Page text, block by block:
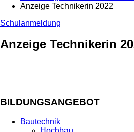
Anzeige Technikerin 2022
Schulanmeldung
Anzeige Technikerin
BILDUNGSANGEBOT
Bautechnik